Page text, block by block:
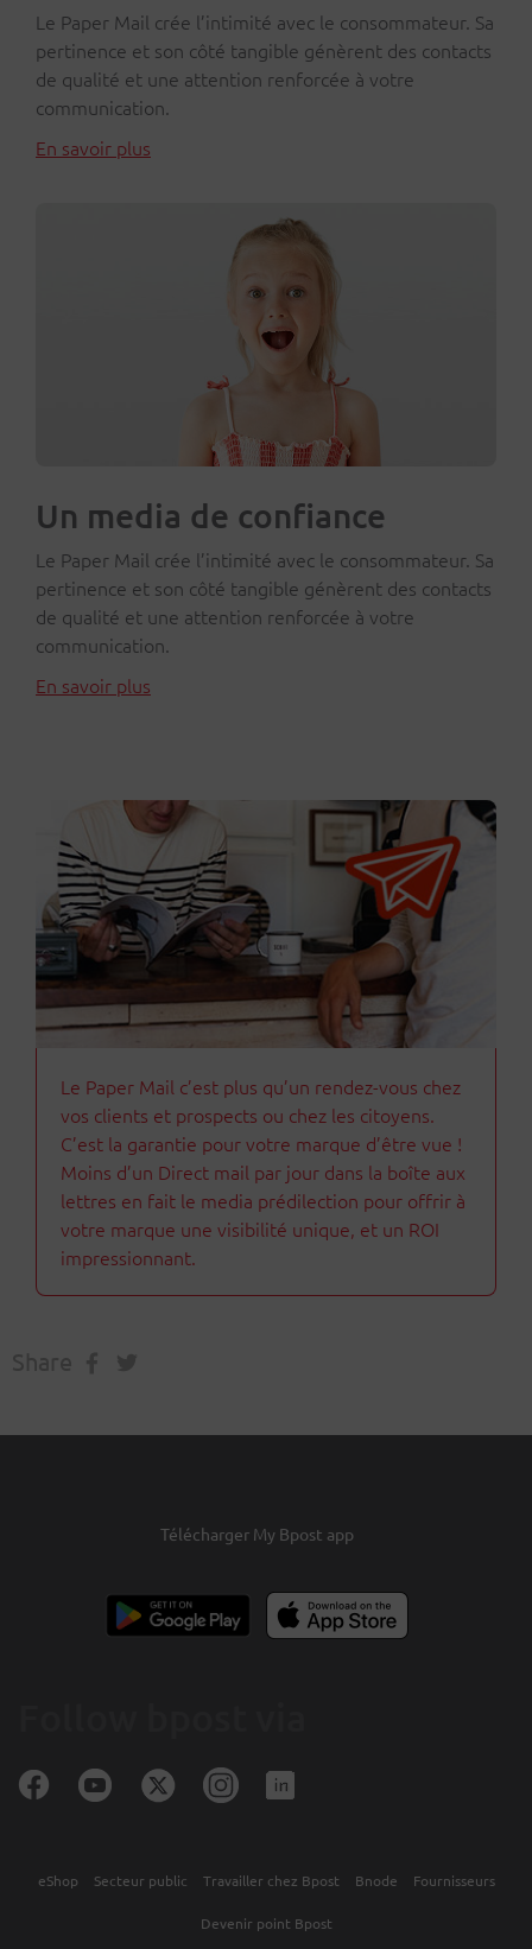
Le Paper Mail crée l’intimité avec le consommateur. Sa
pertinence et son côté tangible génèrent des contacts
de qualité et une attention renforcée à votre
communication.
En savoir plus
Un media de confiance
Le Paper Mail crée l’intimité avec le consommateur. Sa
pertinence et son côté tangible génèrent des contacts
de qualité et une attention renforcée à votre
communication.
En savoir plus
Le Paper Mail c’est plus qu’un rendez-vous chez
vos clients et prospects ou chez les citoyens.
C’est la garantie pour votre marque d’être vue !
Moins d’un Direct mail par jour dans la boîte aux
lettres en fait le media prédilection pour offrir à
votre marque une visibilité unique, et un ROI
impressionnant.
Télécharger My Bpost app
eShop Secteur public Travailler chez Bpost Bnode Fournisseurs
Devenir point Bpost